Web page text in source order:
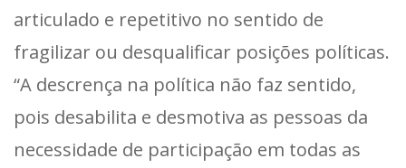
articulado e repetitivo no sentido de
fragilizar ou desqualificar posições políticas.
“A descrença na política não faz sentido,
pois desabilita e desmotiva as pessoas da
necessidade de participação em todas as